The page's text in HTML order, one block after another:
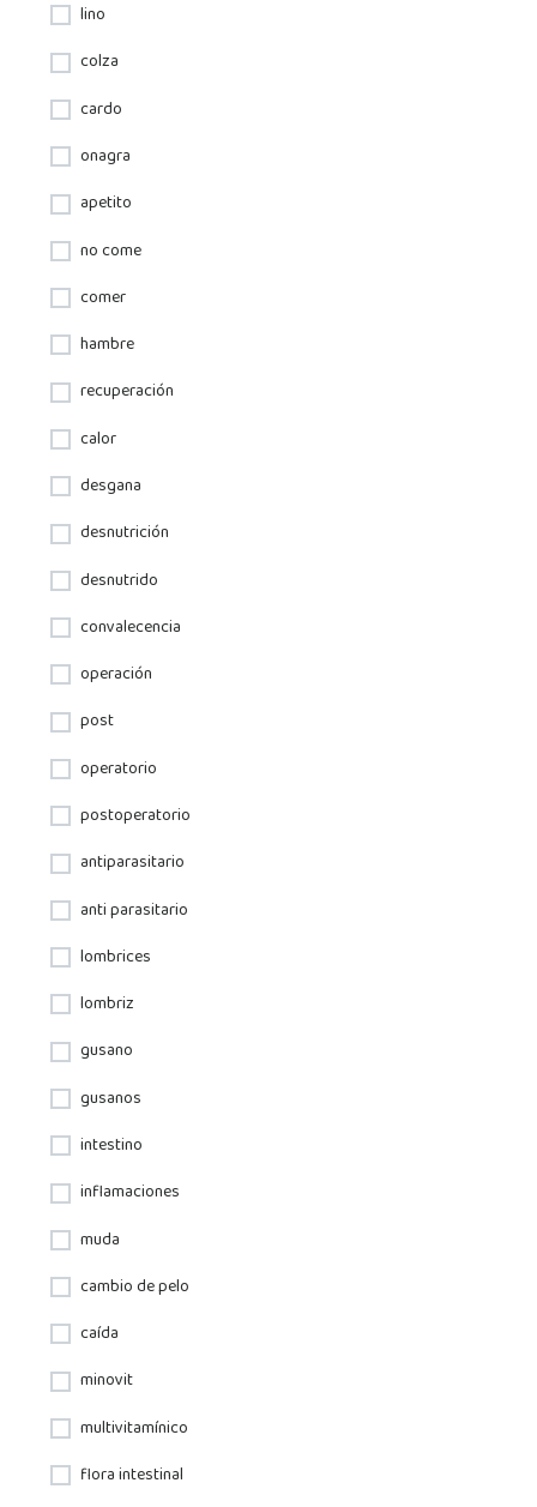
lino
colza
cardo
onagra
apetito
no come
comer
hambre
recuperación
calor
desgana
desnutrición
desnutrido
convalecencia
operación
post
operatorio
postoperatorio
antiparasitario
anti parasitario
lombrices
lombriz
gusano
gusanos
intestino
inflamaciones
muda
cambio de pelo
caída
minovit
multivitamínico
flora intestinal